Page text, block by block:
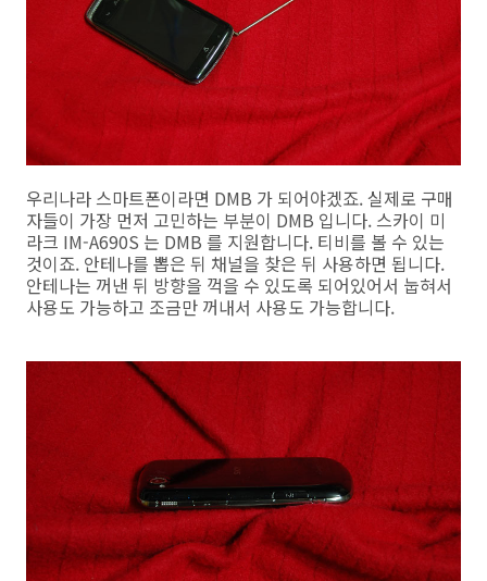
우리나라 스마트폰이라면 DMB 가 되어야겠죠. 실제로 구매
자들이 가장 먼저 고민하는 부분이 DMB 입니다. 스카이 미
라크 IM-A690S 는 DMB 를 지원합니다. 티비를 볼 수 있는
것이죠. 안테나를 뽑은 뒤 채널을 찾은 뒤 사용하면 됩니다.
안테나는 꺼낸 뒤 방향을 꺽을 수 있도록 되어있어서 눕혀서
사용도 가능하고 조금만 꺼내서 사용도 가능합니다.